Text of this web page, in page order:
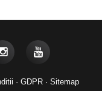
· GDPR · Sitemap